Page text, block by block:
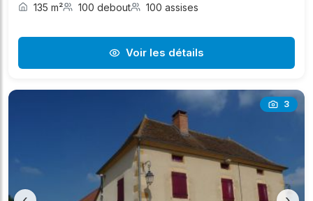
135 m² 100 debout 100 assises
Voir les détails
3